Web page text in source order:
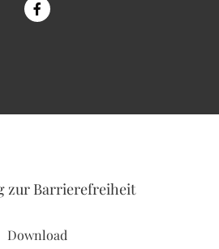
zur Barrierefreiheit
Download